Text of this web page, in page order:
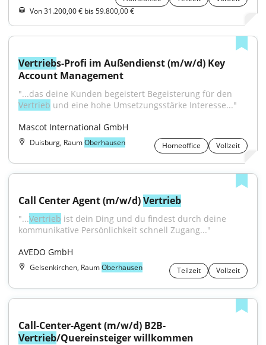
Von 31.200,00 € bis 59.800,00 €
Vertriebs-Profi im Außendienst (m/w/d) Key
Account Management
Vertrieb und eine hohe Umsetzungsstärke Interesse..."
Mascot International GmbH
Duisburg, RaumOberhausen Homeoffice Vollzeit
Call Center Agent (m/w/d) Vertrieb
"...Vertrieb ist dein Ding und du findest durch deine
kommunikative Persönlichkeit schnell Zugang..."
AVEDO GmbH
Gelsenkirchen, RaumOberhausen Teilzeit Vollzeit
Call-Center-Agent (m/w/d) B2B-
Vertrieb/Quereinsteiger willkommen